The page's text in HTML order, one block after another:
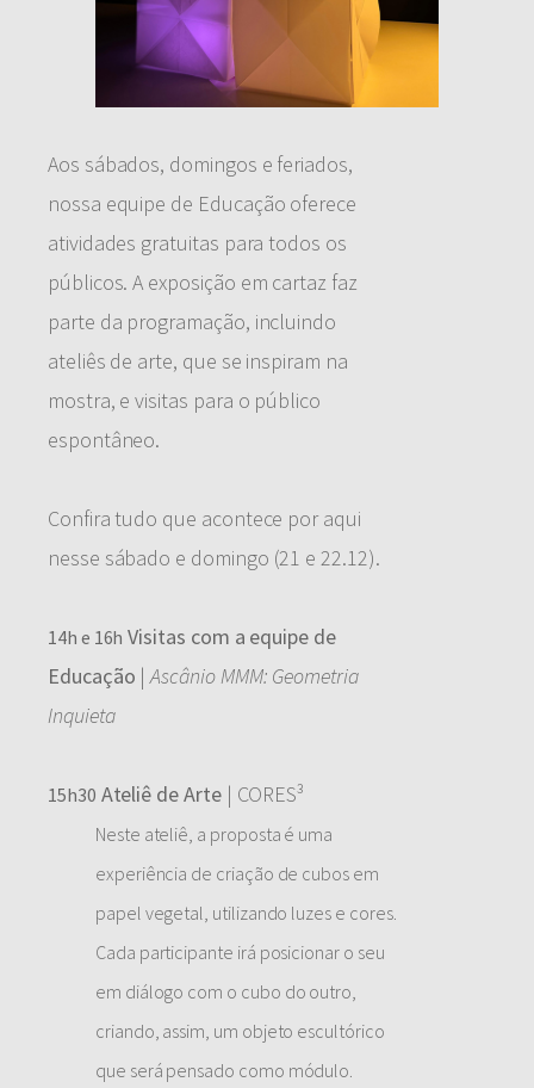
Aos sábados, domingos e feriados,
nossa equipe de Educação oferece
atividades gratuitas para todos os
públicos. A exposição em cartaz faz
parte da programação, incluindo
ateliês de arte, que se inspiram na
mostra, e visitas para o público
espontâneo.
Confira tudo que acontece por aqui
nesse sábado e domingo (21 e 22.12).
14h e 16h Visitas com a equipe de
Educação |Ascânio MMM: Geometria
Inquieta
15h30 Ateliê de Arte| CORES³
Neste ateliê, a proposta é uma
experiência de criação de cubos em
papel vegetal, utilizando luzes e cores.
Cada participante irá posicionar o seu
em diálogo com o cubo do outro,
criando, assim, um objeto escultórico
que será pensado como módulo.